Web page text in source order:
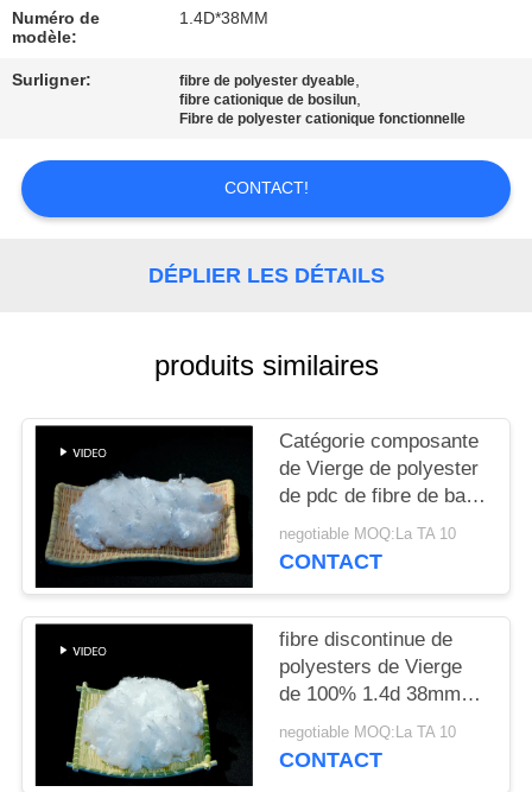
CONTRÔLE
QUALITÉ
CONTACTEZ-
NOUS
NOUVELLES
PLAN
SITE
PRIVACY
POLICY
Numéro de
modèle:
1.4D*38MM
Surligner: fibre de polyester dyeable,
fibre cationique de bosilun,
Fibre de polyester cationique fonctionnelle
CONTACT!
DÉPLIER LES DÉTAILS
produits similaires
Catégorie composante
de Vierge de polyester
de pdc de fibre de bas
Bi cationique de fonte
negotiable MOQ:La TA 10
CONTACT
fibre discontinue de
polyesters de Vierge
de 100% 1.4d 38mm
Ecdp ECDP PSF pour
le fil cationique
negotiable MOQ:La TA 10
CONTACT